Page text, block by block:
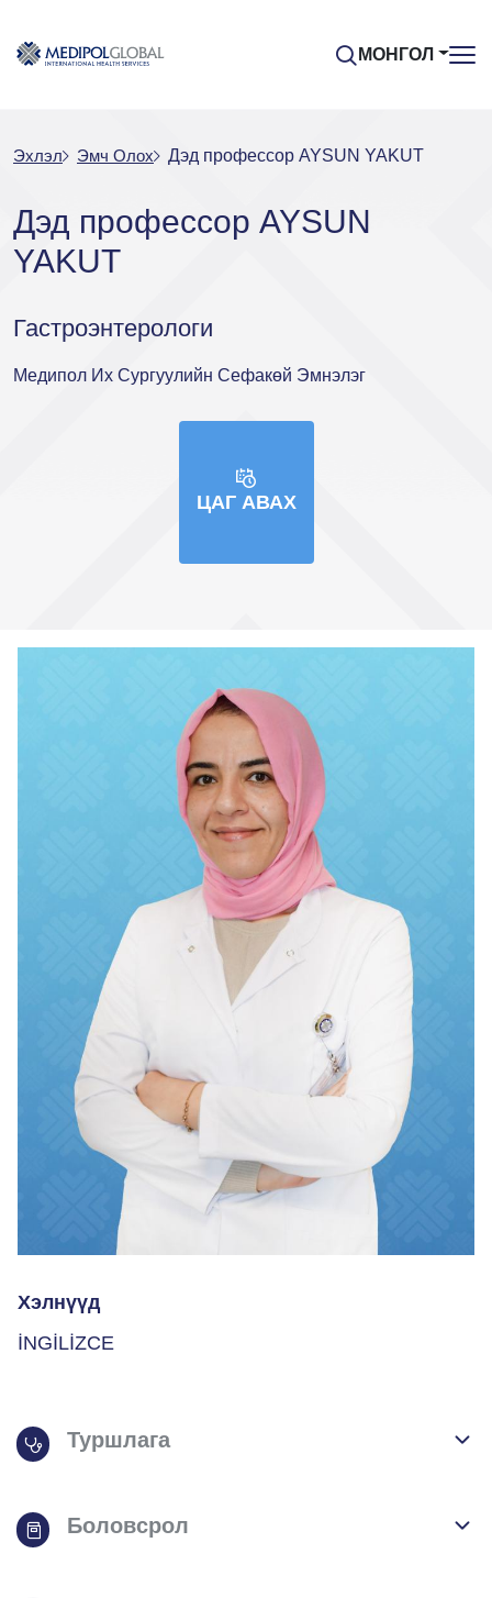
МОНГОЛ
Эхлэл Эмч Oлох Дэд профессор AYSUN YAKUT
Дэд профессор AYSUN
YAKUT
Гастроэнтерологи
Медипол Их Сургуулийн Сефакөй Эмнэлэг
ЦАГ АВАХ
Хэлнүүд
İNGİLİZCE
Туршлага
Боловсрол